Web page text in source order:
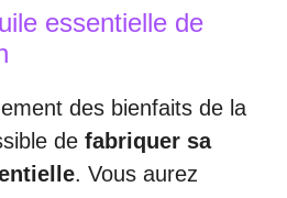
essentielle de
des bienfaits de la
de fabriquer sa
. Vous aurez